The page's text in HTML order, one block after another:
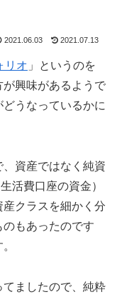
2021.06.03 2021.07.13
リオ 」というのを
興味があるようで
うなっているかに
資産ではなく純資
活費口座の資金）
クラスを細かく分
もあったのです
ましたので、純粋